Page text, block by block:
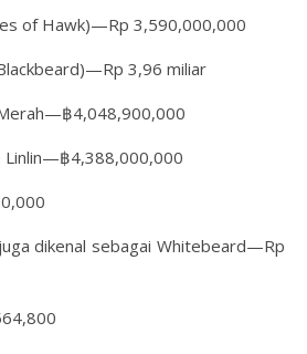
of Hawk)—Rp 3,590,000,000
3,96 miliar
฿4,048,900,000
Linlin—฿4,388,000,000
dikenal sebagai Whitebeard—Rp